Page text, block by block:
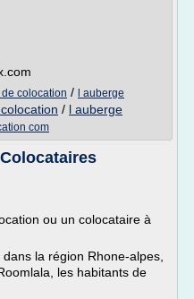
colocation /
l auberge
/ l auberge
com
ou un colocataire à
la région Rhone-alpes,
les habitants de